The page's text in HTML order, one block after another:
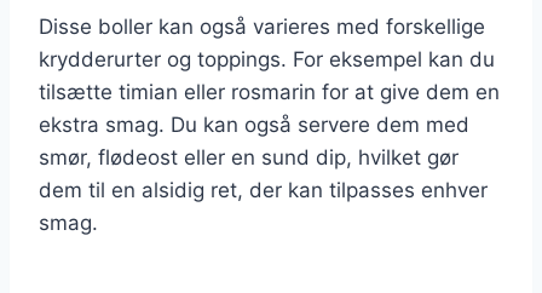
Disse boller kan også varieres med forskellige
krydderurter og toppings. For eksempel kan du
tilsætte timian eller rosmarin for at give dem en
ekstra smag. Du kan også servere dem med
smør, flødeost eller en sund dip, hvilket gør
dem til en alsidig ret, der kan tilpasses enhver
smag.